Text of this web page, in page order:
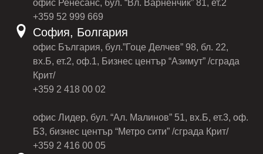
офис Ренесанс, бул. “Вл. Варненчик” 81, ет.2
+359 52 999 669
София, Болгария
офис България, бул.”Гоце Делчев” 98, бл. 22,
вх.Б, ет.2, оф.1, Бизнес център “Азимут” /сграда
Крит/
+359 2 418 00 02
офис Лидер, бул. “Ал. Малинов” 51, вх.Б, ет.3, оф.
Б3, бизнес център “Метро сити” /сграда Крит/
+359 2 416 00 05